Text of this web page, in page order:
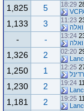
18:29
5
1,825
11:23
ואלה
3
1,133
13:24
ואלה
-
-
02:20
2
1,326
12:25
1
1,250
19:24
2
1,230
19:25
2
1,181